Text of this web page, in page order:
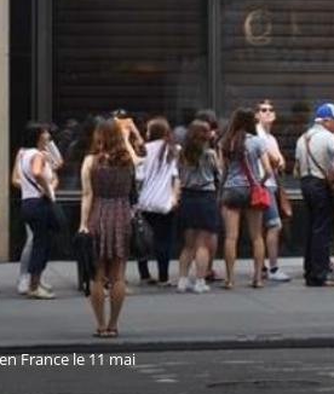
France le 11 mai